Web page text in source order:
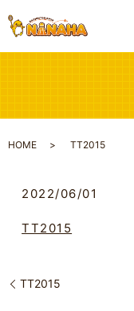
HOME TT2015
2022/06/01
TT2015
TT2015